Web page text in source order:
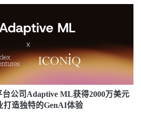
履历、招聘职位、员工评价等数据，为
和政府部门提供劳动力市场分析。公司
万家公司、50亿条招聘职位以及195个以
Chief Executive Officer为Ben Zweig，
编译与解读。
、AI Labor Market Tracker及Yale University
用于监控员工的类似技术，弥补了这一
团队提出内部甄选建议，节省了时间和
刻的应用，但它们都有这些共同的好
、信息更灵通，当然还有减少支出，更
住人才的积极体验。 那么，有什么
处在一个上升的轨道上，在这个世界
式人工智能，将使我们的生活变得更加
模拟平台进一步商业化，并开发更多的
够在不断发展的体验式、技能优先的招
一个以模拟和评估分级为中心的招聘平
以直接从其经过技能验证的人才网络
人才，该网络包括大学、社区学院系统、
织等全国性职业合作伙伴。雇主可以接
取的求职者人才库，而传统的以简历为
往会忽略这些求职者。
的不过是将文本转换成其他文本。准确
其转换为可用数据--数据库可以处理的输
的首席技术官兼
说： "现有的基于识别关键字和设置规
公司约 20% 的传入邮件流量，但准确率
自动处理来说太少了： "我们为客户提供的
识别更多邮件的含义，准确率更高。这
这不仅对企业本身是个好消息，对员工
燥'的操作从他们手中解脱出来，让他们的
台公司Adaptive ML获得2000万美元
打造独特的GenAI体验